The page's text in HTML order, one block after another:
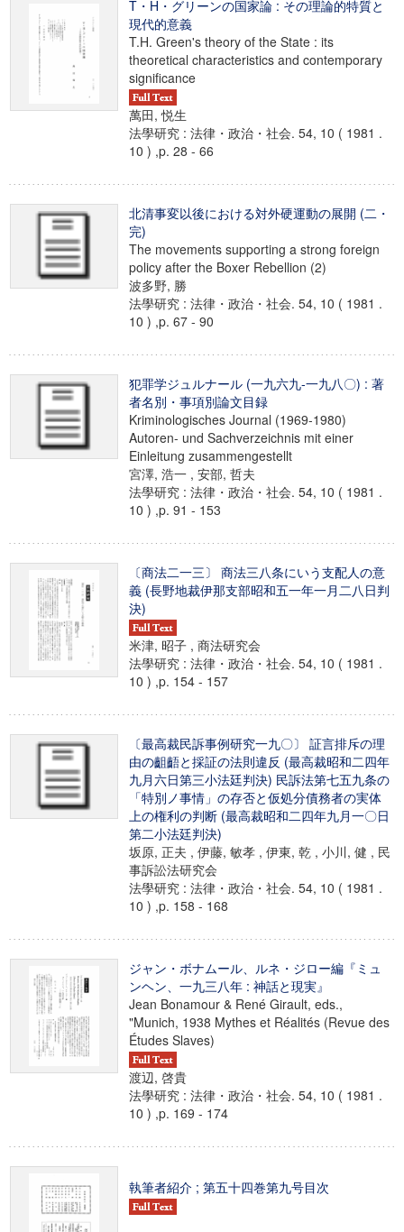
T・H・グリーンの国家論 : その理論的特質と
現代的意義
T.H. Green's theory of the State : its
theoretical characteristics and contemporary
significance
萬田, 悦生
法學研究 : 法律・政治・社会. 54, 10 ( 1981 .
10 ) ,p. 28 - 66
北清事変以後における対外硬運動の展開 (二・
完)
The movements supporting a strong foreign
policy after the Boxer Rebellion (2)
波多野, 勝
法學研究 : 法律・政治・社会. 54, 10 ( 1981 .
10 ) ,p. 67 - 90
犯罪学ジュルナール (一九六九-一九八〇) : 著
者名別・事項別論文目録
Kriminologisches Journal (1969-1980)
Autoren- und Sachverzeichnis mit einer
Einleitung zusammengestellt
宮澤, 浩一 , 安部, 哲夫
法學研究 : 法律・政治・社会. 54, 10 ( 1981 .
10 ) ,p. 91 - 153
〔商法二一三〕 商法三八条にいう支配人の意
義 (長野地裁伊那支部昭和五一年一月二八日判
決)
米津, 昭子 , 商法研究会
法學研究 : 法律・政治・社会. 54, 10 ( 1981 .
10 ) ,p. 154 - 157
〔最高裁民訴事例研究一九〇〕 証言排斥の理
由の齟齬と採証の法則違反 (最高裁昭和二四年
九月六日第三小法廷判決) 民訴法第七五九条の
「特別ノ事情」の存否と仮処分債務者の実体
上の権利の判断 (最高裁昭和二四年九月一〇日
第二小法廷判決)
坂原, 正夫 , 伊藤, 敏孝 , 伊東, 乾 , 小川, 健 , 民
事訴訟法研究会
法學研究 : 法律・政治・社会. 54, 10 ( 1981 .
10 ) ,p. 158 - 168
ジャン・ボナムール、ルネ・ジロー編『ミュ
ンヘン、一九三八年 : 神話と現実』
Jean Bonamour & René Girault, eds.,
"Munich, 1938 Mythes et Réalités (Revue des
Études Slaves)
渡辺, 啓貴
法學研究 : 法律・政治・社会. 54, 10 ( 1981 .
10 ) ,p. 169 - 174
執筆者紹介 ; 第五十四巻第九号目次